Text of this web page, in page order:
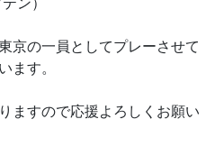
京の一員としてプレーさせて
ます。
ますので応援よろしくお願い